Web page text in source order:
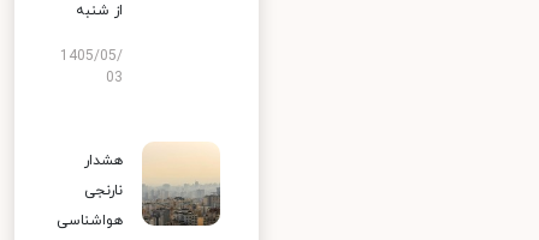
از شنبه
1405/05/
03
هشدار
نارنجی
هواشناسی